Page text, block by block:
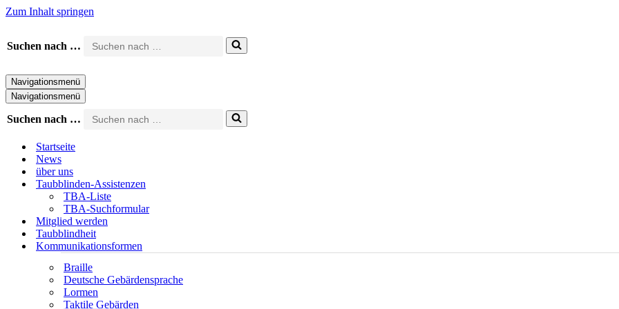
Zum Inhalt springen
Suchen nach …
Navigationsmenü
Navigationsmenü
Suchen nach …
Startseite
News
über uns
Taubblinden-Assistenzen
TBA-Liste
TBA-Suchformular
Mitglied werden
Taubblindheit
Kommunikationsformen
Braille
Deutsche Gebärdensprache
Lormen
Taktile Gebärden